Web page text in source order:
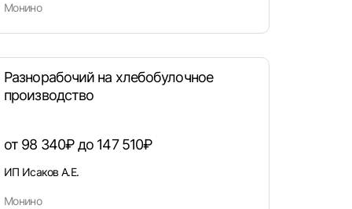
Монино
Разнорабочий на хлебобулочное
производство
от 98 340₽ до 147 510₽
ИП Исаков А.Е.
Монино